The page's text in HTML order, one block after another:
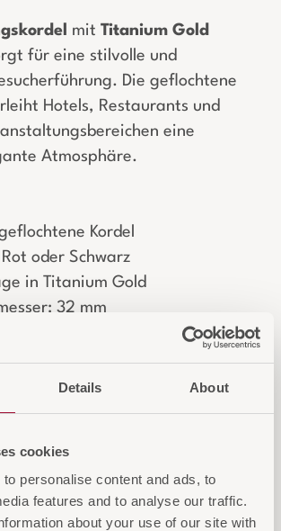
Details About
cookies
personalise content and ads, to
features and to analyse our traffic.
about your use of our site with
mit Titanium Gold
für eine stilvolle und
Die geflochtene
Hotels, Restaurants und
eine
Atmosphäre.
Kordel
oder Schwarz
in Titanium Gold
32 mm
mm
Login für Preise und Warenkorb
IN DEN WARENKORB